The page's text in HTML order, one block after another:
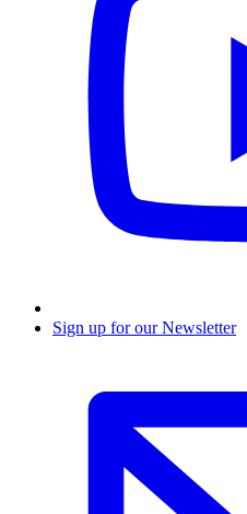
Sign up for our Newsletter